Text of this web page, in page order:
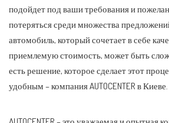
подойдет под ваши требования и
потеряться среди множества
автомобиль, который сочетает в себе
приемлемую стоимость, может быть
есть решение, которое сделает этот
удобным – компания AUTOCENTER в Киеве.